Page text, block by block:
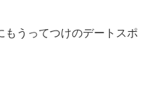
もうってつけのデートスポ